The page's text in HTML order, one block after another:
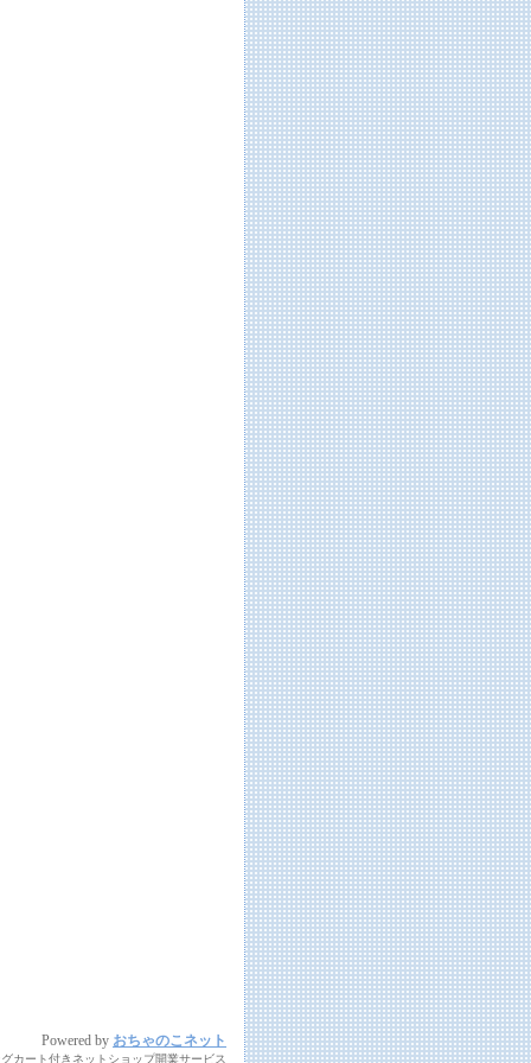
Powered by おちゃのこネット
カート付きネットショップ開業サービス